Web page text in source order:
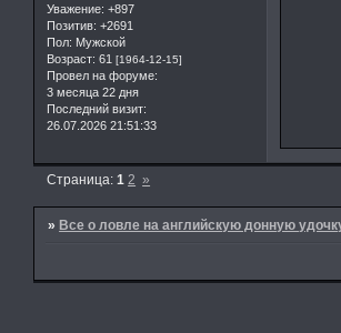
Уважение: +897
Позитив: +2691
Пол: Мужской
Возраст: 61 [1964-12-15]
Провел на форуме:
3 месяца 22 дня
Последний визит:
26.07.2026 21:51:33
Страница:1 2 »
» Все о ловле на английскую донную